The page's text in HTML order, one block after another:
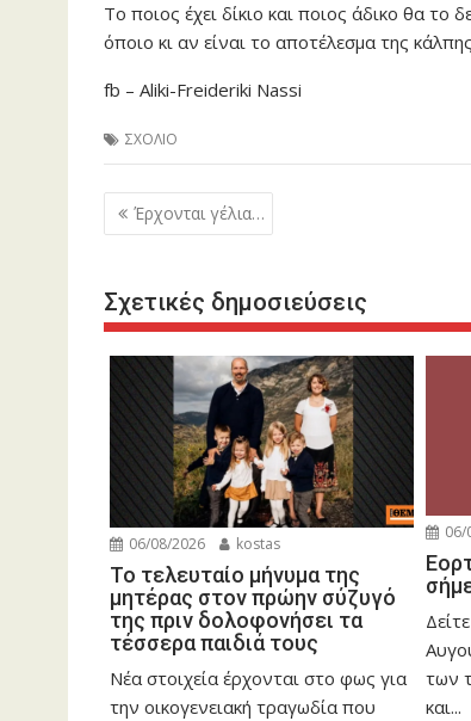
Το ποιος έχει δίκιο και ποιος άδικο θα το
όποιο κι αν είναι το αποτέλεσμα της
fb – Aliki-Freideriki Nassi
ΣΧΟΛΙΟ
Πλοήγηση
άρθρων
Έρχονται γέλια…
Σχετικές δημοσιεύσεις
06/08/2026 kostas
Το τελευταίο μήνυμα της
μητέρας στον πρώην σύζυγό
της πριν δολοφονήσει τα
τέσσερα παιδιά τους
Νέα στοιχεία έρχονται στο φως για
την οικογενειακή τραγωδία που
06/
των
και...